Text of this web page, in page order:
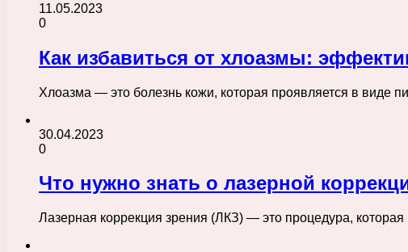
11.05.2023
0
Как избавиться от хлоазмы:
Хлоазма — это болезнь кожи, которая проявляется в виде
30.04.2023
0
Что нужно знать о лазерной
Лазерная коррекция зрения (ЛКЗ) — это процедура,